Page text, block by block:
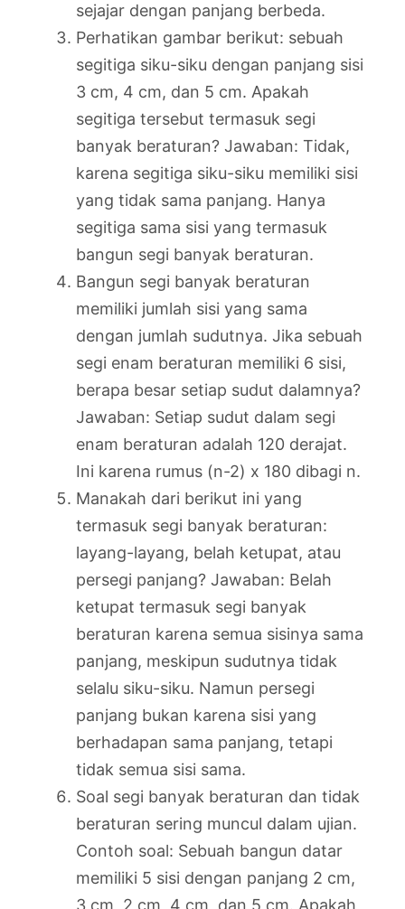
sejajar dengan panjang berbeda.
Perhatikan gambar berikut: sebuah
segitiga siku-siku dengan panjang sisi
3 cm, 4 cm, dan 5 cm. Apakah
segitiga tersebut termasuk segi
banyak beraturan? Jawaban: Tidak,
karena segitiga siku-siku memiliki sisi
yang tidak sama panjang. Hanya
segitiga sama sisi yang termasuk
bangun segi banyak beraturan.
Bangun segi banyak beraturan
memiliki jumlah sisi yang sama
dengan jumlah sudutnya. Jika sebuah
segi enam beraturan memiliki 6 sisi,
berapa besar setiap sudut dalamnya?
Jawaban: Setiap sudut dalam segi
enam beraturan adalah 120 derajat.
Ini karena rumus (n-2) x 180 dibagi n.
Manakah dari berikut ini yang
termasuk segi banyak beraturan:
layang-layang, belah ketupat, atau
persegi panjang? Jawaban: Belah
ketupat termasuk segi banyak
beraturan karena semua sisinya sama
panjang, meskipun sudutnya tidak
selalu siku-siku. Namun persegi
panjang bukan karena sisi yang
berhadapan sama panjang, tetapi
tidak semua sisi sama.
Soal segi banyak beraturan dan tidak
beraturan sering muncul dalam ujian.
Contoh soal: Sebuah bangun datar
memiliki 5 sisi dengan panjang 2 cm,